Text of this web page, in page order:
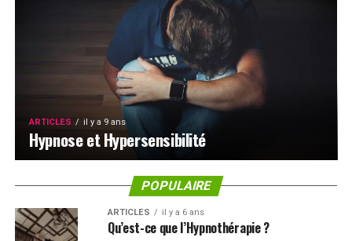
ARTICLES il y a 9 ans
Hypnose et Hypersensibilité
POPULAIRE
ARTICLES il y a 6 ans
Qu’est-ce que l’Hypnothérapie ?